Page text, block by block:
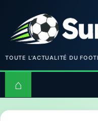
TOUTE L’ACTUALITÉ DU
⌂